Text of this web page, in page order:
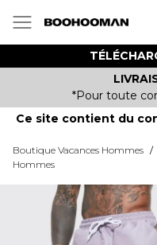
*Pour toute
Ce site contient du
Boutique Vacances Hommes /
Hommes